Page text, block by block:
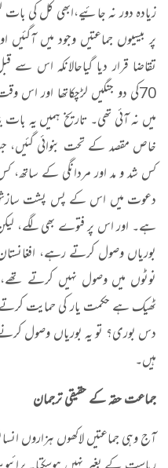
پر بیسیوں جماعتیں وجود میں آگئیں
70کی دو جنگیں لڑچکاتھا اور
میں نہ آئی تھی۔ تاریخ ہمیں یہ
خاص مقصد کے تحت بنوائی
کس شد و مد اور مردانگی کے ساتھ،
دعوت میں اس کے پس پشت
ہے۔ اور اس پر فتوے بھی لگے،
بوریاں وصول کرتے رہے،
نوٹوں میں وصول نہیں کرتے
ٹھیک ہے حکمت یار کی حمایت کرتے
دس بوری؟ تو یہ بوریاں وصول
ہیں۔
جماعت حقہ کے حقیقی ترجمان
آج وہی جماعتیں لاکھوں ہزاروں